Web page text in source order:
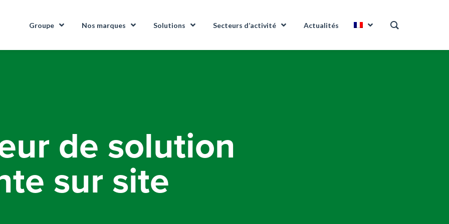
Groupe Nos marques Solutions Secteurs d’activité Actualités
de solution
sur site